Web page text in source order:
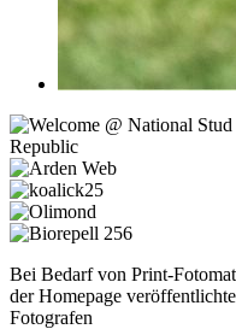
Bei Bedarf von Print-
der Homepage
Fotografen